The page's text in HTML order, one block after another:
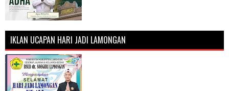
IKLAN UCAPAN HARI JADI LAMONGAN